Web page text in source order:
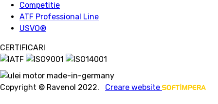
Competitie
ATF Professional Line
USVO®
CERTIFICARI
Copyright © Ravenol 2022. Creare website